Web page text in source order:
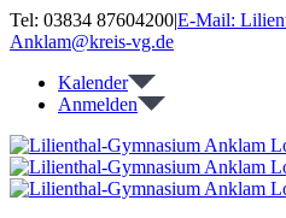
Zum
Inhalt
Tel: 03834 87604200|E-Mail:
Anklam@kreis-vg.de
Kalender
Anmelden